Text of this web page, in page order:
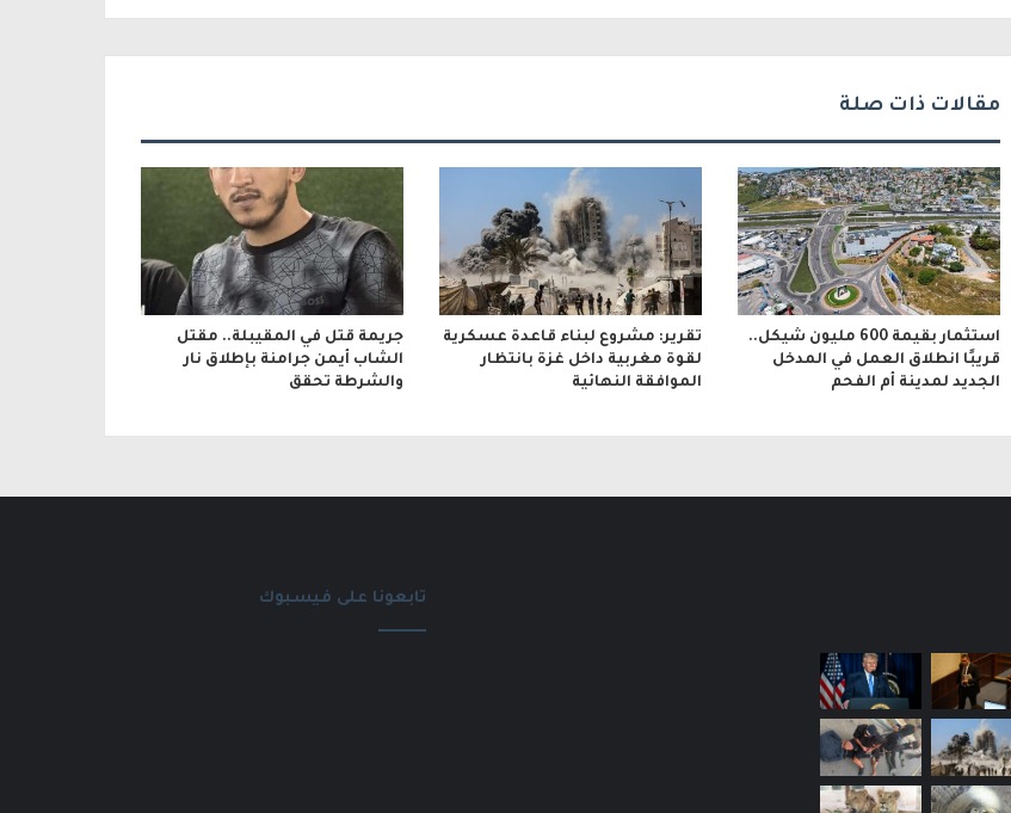
و
ن
ي
مقالات ذات صلة
استثمار بقيمة 600 مليون شيكل..
قريبًا انطلاق العمل في المدخل
الجديد لمدينة أم الفحم
تقرير: مشروع لبناء قاعدة عسكرية
لقوة مغربية داخل غزة بانتظار
الموافقة النهائية
جريمة قتل في المقيبلة.. مقتل
الشاب أيمن جرامنة بإطلاق نار
والشرطة تحقق
تابعونا على فيسبوك